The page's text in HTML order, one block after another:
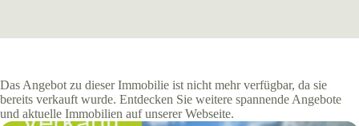
Das Angebot zu dieser Immobilie ist nicht mehr verfügbar, da sie
bereits verkauft wurde. Entdecken Sie weitere spannende Angebote
und aktuelle Immobilien auf unserer Webseite.